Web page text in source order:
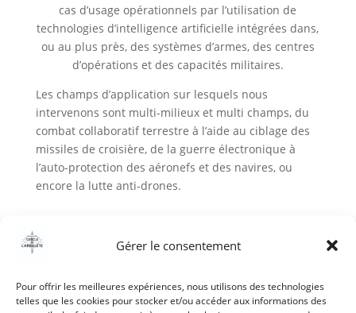
Gérer le consentement
Pour offrir les meilleures expériences, nous utilisons des technologies
telles que les cookies pour stocker et/ou accéder aux informations des
cas d’usage opérationnels par l’utilisation de
technologies d’intelligence artificielle intégrées dans,
ou au plus près, des systèmes d’armes, des centres
d’opérations et des capacités militaires.
Les champs d’application sur lesquels nous
intervenons sont multi-milieux et multi champs, du
combat collaboratif terrestre à l’aide au ciblage des
missiles de croisière, de la guerre électronique à
l’auto-protection des aéronefs et des navires, ou
encore la lutte anti-drones.
http://helsing.ai